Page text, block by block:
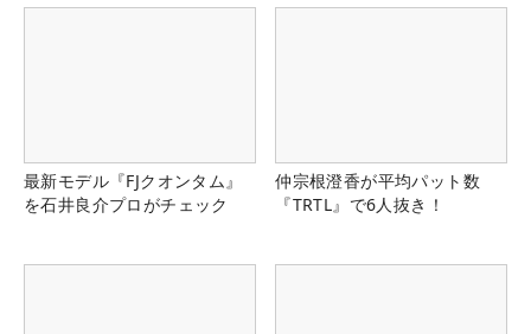
最新モデル『FJクオンタム』
を石井良介プロがチェック
仲宗根澄香が平均パット数
『TRTL』で6人抜き！